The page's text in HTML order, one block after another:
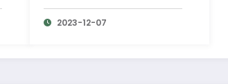
2023-12-07